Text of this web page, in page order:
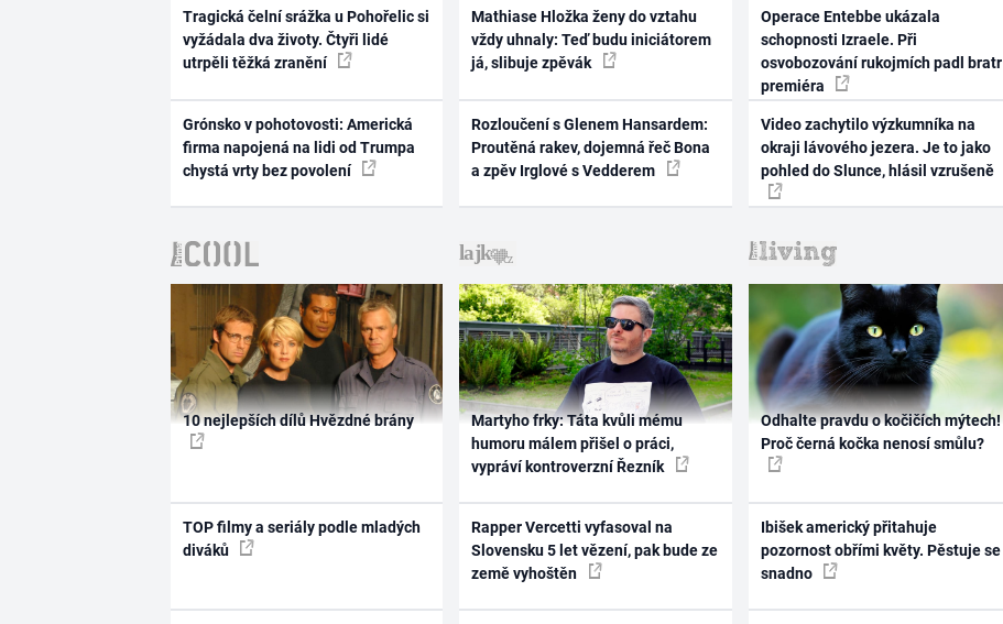
Tragická čelní srážka u Pohořelic si
vyžádala dva životy. Čtyři lidé
utrpěli těžká zranění
Grónsko v pohotovosti: Americká
firma napojená na lidi od Trumpa
chystá vrty bez povolení
Mathiase Hložka ženy do vztahu
vždy uhnaly: Teď budu iniciátorem
já, slibuje zpěvák
Rozloučení s Glenem Hansardem:
Proutěná rakev, dojemná řeč Bona
a zpěv Irglové s Vedderem
Operace Entebbe ukázala
schopnosti Izraele. Při
osvobozování rukojmích padl bratr
premiéra
Video zachytilo výzkumníka na
okraji lávového jezera. Je to jako
pohled do Slunce, hlásil vzrušeně
10 nejlepších dílů Hvězdné brány
TOP filmy a seriály podle mladých
diváků
Martyho frky: Táta kvůli mému
humoru málem přišel o práci,
vypráví kontroverzní Řezník
Rapper Vercetti vyfasoval na
Slovensku 5 let vězení, pak bude ze
země vyhoštěn
Odhalte pravdu o kočičích mýtech!
Proč černá kočka nenosí smůlu?
Ibišek americký přitahuje
pozornost obřími květy. Pěstuje se
snadno